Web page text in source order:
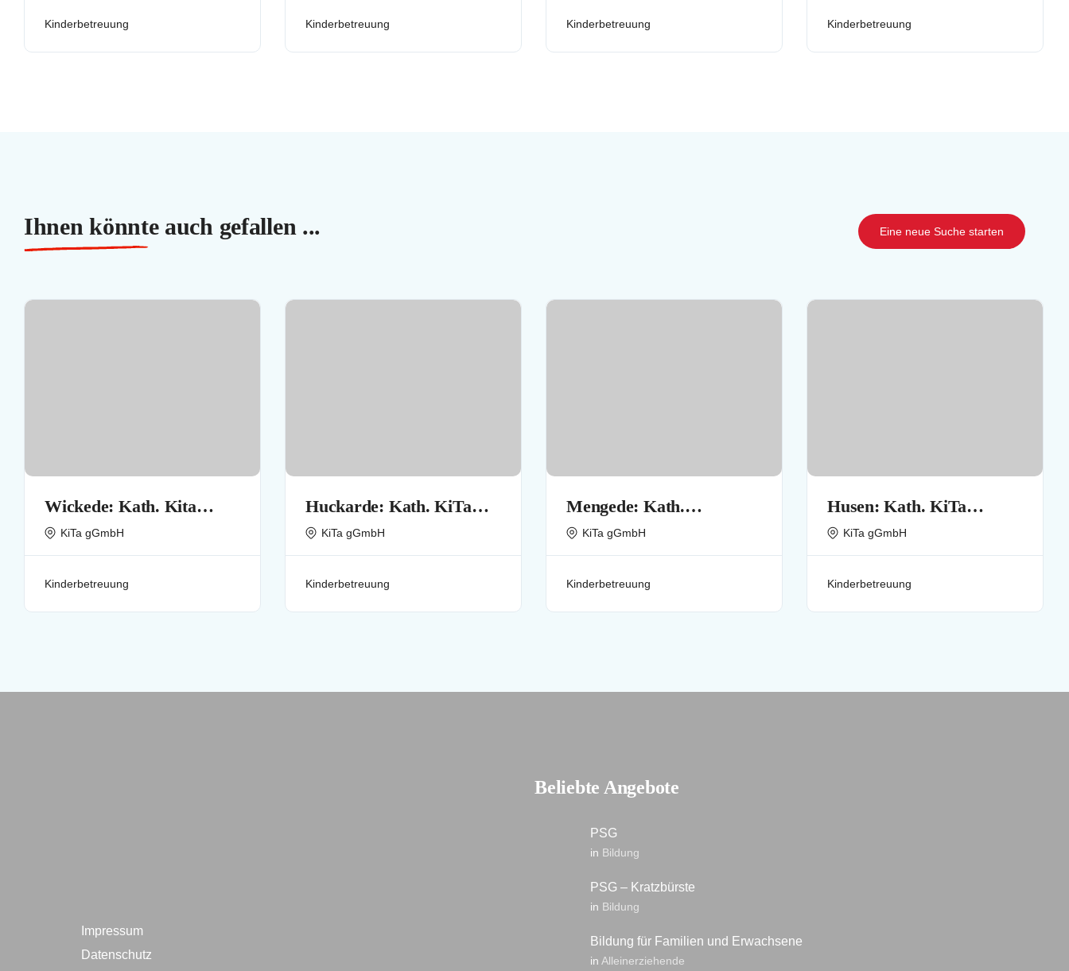
Kinderbetreuung Kinderbetreuung Kinderbetreuung Kinderbetreuung
Ihnen könnte auch gefallen ... Eine neue Suche starten
Wickede: Kath. Kita
(Kindertageseinrichtung)
KiTa gGmbH
Kinderbetreuung
Huckarde: Kath. KiTa
(Kindertageseinrichtung)
KiTa gGmbH
Kinderbetreuung
Mengede: Kath.
Familienzentrum St.
KiTa gGmbH
Kinderbetreuung
Husen: Kath. KiTa
(Kindertageseinrichtung)
KiTa gGmbH
Kinderbetreuung
Impressum
Datenschutz
Beliebte Angebote
PSG
in Bildung
PSG – Kratzbürste
in Bildung
Bildung für Familien und Erwachsene
in Alleinerziehende